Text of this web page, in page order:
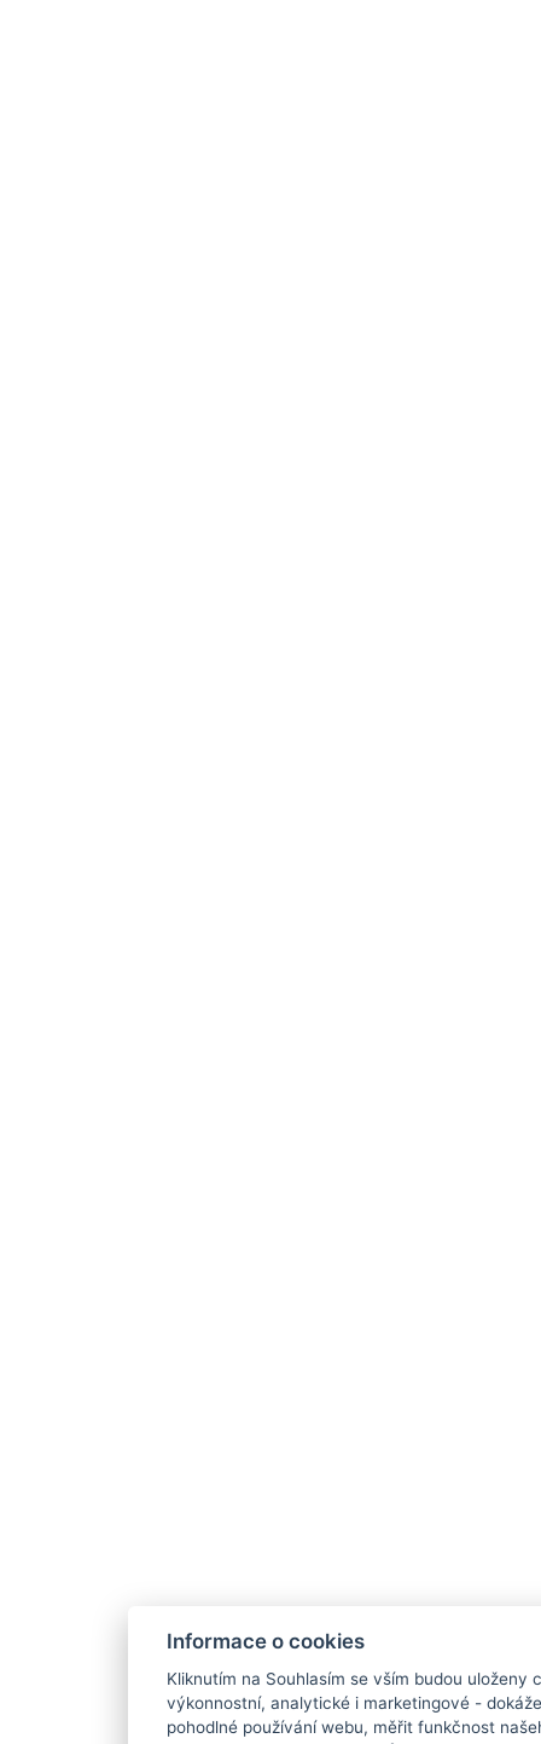
Informace o cookies
Kliknutím na Souhlasím se vším budou uloženy
výkonnostní, analytické i marketingové -
pohodlné používání webu, měřit funkčnost